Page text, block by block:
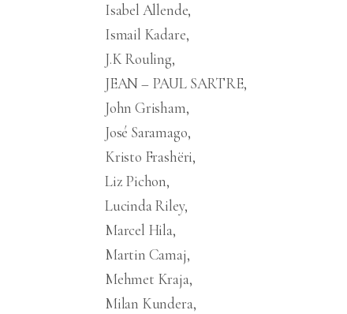
Isabel Allende
Ismail Kadare
J.K Rouling
JEAN – PAUL SARTRE
John Grisham
José Saramago
Kristo Frashëri
Liz Pichon
Lucinda Riley
Marcel Hila
Martin Camaj
Mehmet Kraja
Milan Kundera